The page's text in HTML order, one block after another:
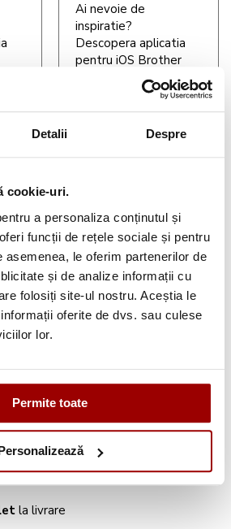
Detalii Despre
cookie-uri.
a personaliza conținutul și
funcții de rețele sociale și pentru
asemenea, le oferim partenerilor de
și de analize informații cu
folosiți site-ul nostru. Aceștia le
oferite de dvs. sau culese
lor.
Permite toate
Ai nevoie de
inspiratie?
Descopera aplicatia
pentru iOS Brother
Authorised Dealer
2026
la livrare